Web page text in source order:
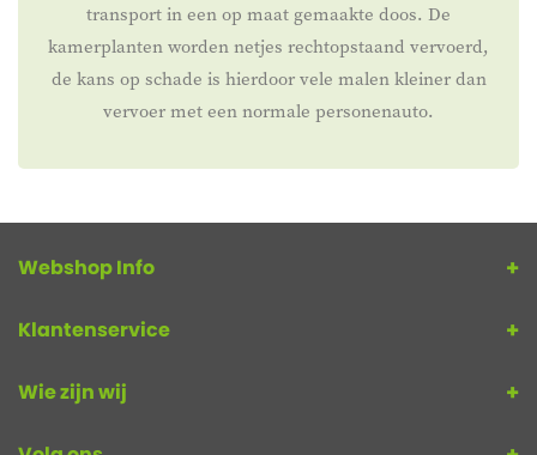
transport in een op maat gemaakte doos. De
kamerplanten worden netjes rechtopstaand vervoerd,
de kans op schade is hierdoor vele malen kleiner dan
vervoer met een normale personenauto.
Webshop Info
Klantenservice
Wie zijn wij